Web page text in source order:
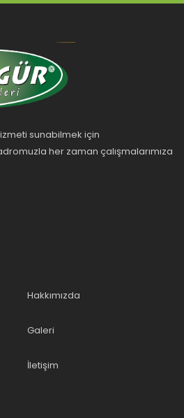
sunabilmek için
her zaman çalışmalarımıza
Hakkımızda
Galeri
İletişim